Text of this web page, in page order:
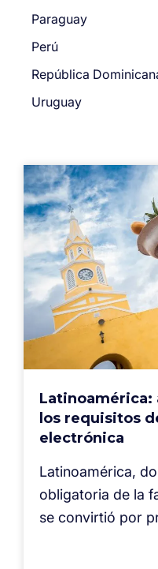
Paraguay
Perú
República
Uruguay
Latinoamérica:
los requisitos
electrónica
Latinoamérica,
obligatoria de la
se convirtió por